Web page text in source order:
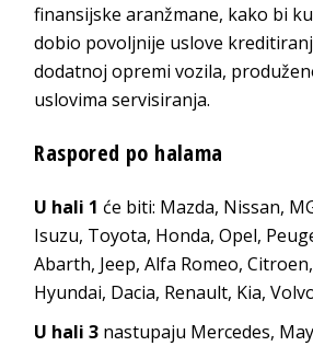
finansijske aranžmane, kako bi
dobio povoljnije uslove
dodatnoj opremi vozila,
uslovima servisiranja.
Raspored po halama
U hali 1 će biti: Mazda, Nissan,
Isuzu, Toyota, Honda, Opel,
Abarth, Jeep, Alfa Romeo,
Hyundai, Dacia, Renault, Kia,
U hali 3 nastupaju Mercedes,